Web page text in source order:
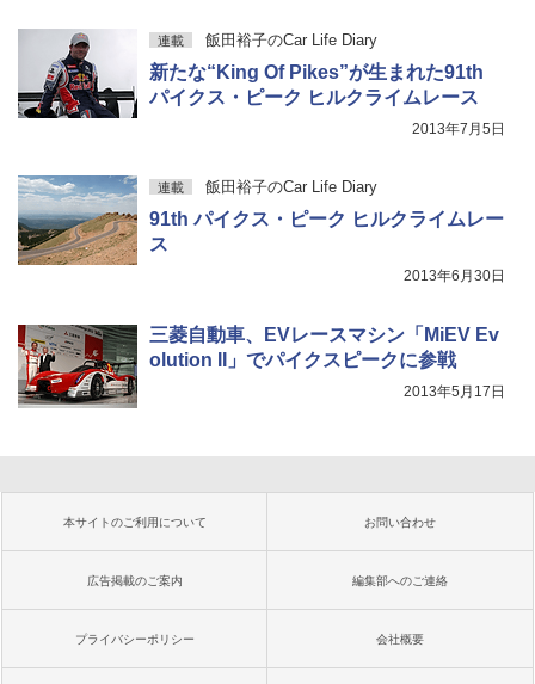
連載 飯田裕子のCar Life Diary
新たな“King Of Pikes”が生まれた91th
パイクス・ピーク ヒルクライムレース
2013年7月5日
連載 飯田裕子のCar Life Diary
91th パイクス・ピーク ヒルクライムレー
ス
2013年6月30日
三菱自動車、EVレースマシン「MiEV Ev
olution II」でパイクスピークに参戦
2013年5月17日
本サイトのご利用について お問い合わせ
広告掲載のご案内 編集部へのご連絡
プライバシーポリシー 会社概要